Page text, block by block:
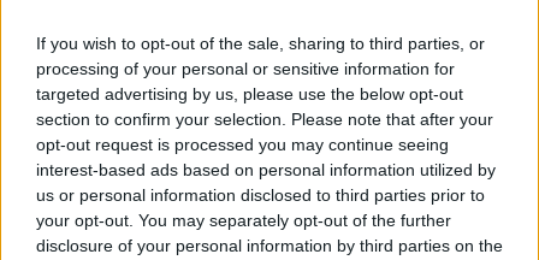
If you wish to opt-out of the sale, sharing to third parties, or
processing of your personal or sensitive information for
targeted advertising by us, please use the below opt-out
section to confirm your selection. Please note that after your
opt-out request is processed you may continue seeing
interest-based ads based on personal information utilized by
us or personal information disclosed to third parties prior to
your opt-out. You may separately opt-out of the further
disclosure of your personal information by third parties on the
imponerande, världsklass! Ölen skulle stå sig bra
mot de amerikanska humlebryggerierna om det är
den typen av IPA man eftersöker och surölen håller
sig på den perfekta nivån där det fortfarande är suröl
trots att den är packad med frukter och bär. Där
tycker jag de gör det bättre än amerikanarnas sylt på
burk.